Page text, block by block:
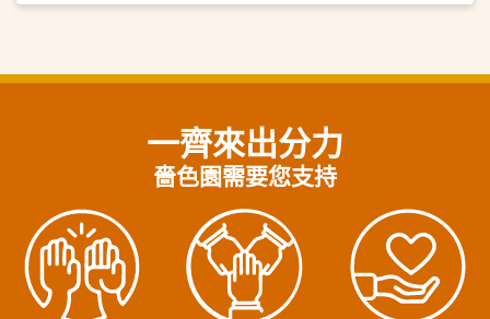
一齊來出分力
嗇色園需要您支持